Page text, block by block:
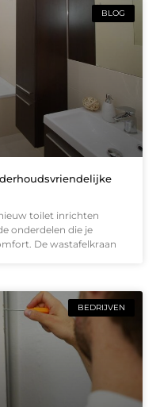
BLOG
toilet inrichten
onderdelen die je
De wastafelkraan
BEDRIJVEN